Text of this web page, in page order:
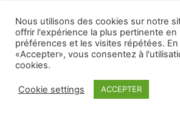
Nous utilisons des cookies sur notre
offrir l'expérience la plus pertinente en
préférences et les visites répétées.
«Accepter», vous consentez à
cookies.
Cookie settings ACCEPTER